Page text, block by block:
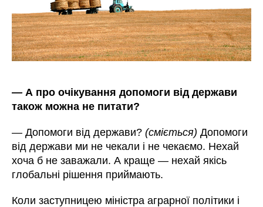
— А про очікування допомоги від держави
також можна не питати?
—Допомоги від держави?(сміється) Допомоги
від держави ми не чекали і не чекаємо. Нехай
хоча б не заважали. А краще— нехай якісь
глобальні рішення приймають.
Колизаступницею міністра аграрної політики і